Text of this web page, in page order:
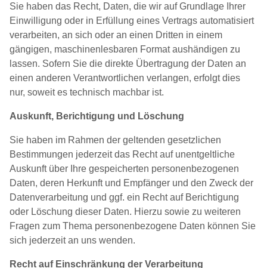
Sie haben das Recht, Daten, die wir auf Grundlage Ihrer
Einwilligung oder in Erfüllung eines Vertrags automatisiert
verarbeiten, an sich oder an einen Dritten in einem
gängigen, maschinenlesbaren Format aushändigen zu
lassen. Sofern Sie die direkte Übertragung der Daten an
einen anderen Verantwortlichen verlangen, erfolgt dies
nur, soweit es technisch machbar ist.
Auskunft, Berichtigung und Löschung
Sie haben im Rahmen der geltenden gesetzlichen
Bestimmungen jederzeit das Recht auf unentgeltliche
Auskunft über Ihre gespeicherten personenbezogenen
Daten, deren Herkunft und Empfänger und den Zweck der
Datenverarbeitung und ggf. ein Recht auf Berichtigung
oder Löschung dieser Daten. Hierzu sowie zu weiteren
Fragen zum Thema personenbezogene Daten können Sie
sich jederzeit an uns wenden.
Recht auf Einschränkung der Verarbeitung